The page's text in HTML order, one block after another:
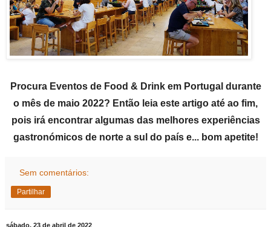
Procura Eventos de Food & Drink em Portugal durante
o mês de maio 2022? Então leia este artigo até ao fim,
pois irá encontrar algumas das melhores experiências
gastronómicos de norte a sul do país e... bom apetite!
Sem comentários:
Partilhar
sábado, 23 de abril de 2022